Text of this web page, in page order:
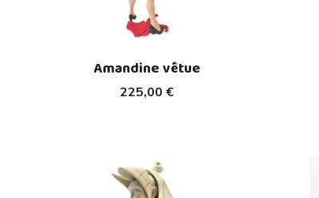
225,00 €
Amandine vêtue